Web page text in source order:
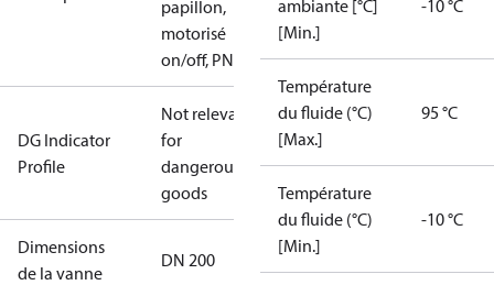
papillon,
motorisé
on/off, PN16
DG Indicator
Profile
Not relevant
for
dangerous
goods
Dimensions
de la vanne
DN 200
ambiante [°C]
[Min.]
-10 °C
Température
du fluide (°C)
[Max.]
95 °C
Température
du fluide (°C)
[Min.]
-10 °C